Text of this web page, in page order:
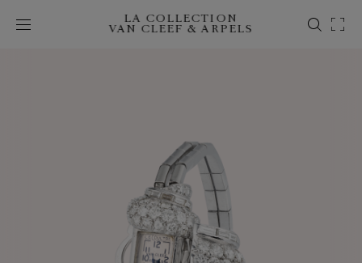
LA COLLECTION
VAN CLEEF & ARPELS